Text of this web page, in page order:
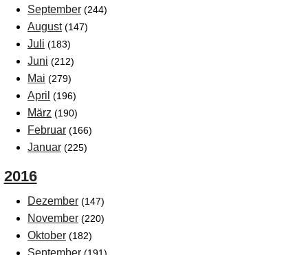
September (244)
August (147)
Juli (183)
Juni (212)
Mai (279)
April (196)
März (190)
Februar (166)
Januar (225)
2016
Dezember (147)
November (220)
Oktober (182)
September